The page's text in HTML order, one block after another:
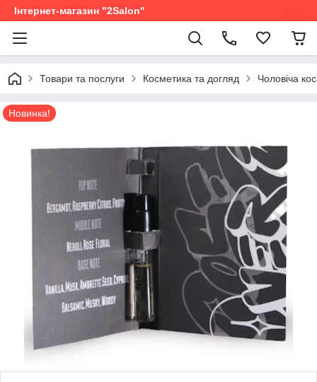
Інтернет-магазин "2Salon"
Товари та послуги Косметика та догляд Чоловіча
Новинка!